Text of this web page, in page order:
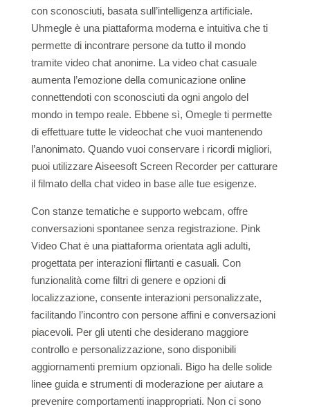
con sconosciuti, basata sull’intelligenza artificiale.
Uhmegle è una piattaforma moderna e intuitiva che ti
permette di incontrare persone da tutto il mondo
tramite video chat anonime. La video chat casuale
aumenta l’emozione della comunicazione online
connettendoti con sconosciuti da ogni angolo del
mondo in tempo reale. Ebbene sì, Omegle ti permette
di effettuare tutte le videochat che vuoi mantenendo
l’anonimato. Quando vuoi conservare i ricordi migliori,
puoi utilizzare Aiseesoft Screen Recorder per catturare
il filmato della chat video in base alle tue esigenze.
Con stanze tematiche e supporto webcam, offre
conversazioni spontanee senza registrazione. Pink
Video Chat è una piattaforma orientata agli adulti,
progettata per interazioni flirtanti e casuali. Con
funzionalità come filtri di genere e opzioni di
localizzazione, consente interazioni personalizzate,
facilitando l’incontro con persone affini e conversazioni
piacevoli. Per gli utenti che desiderano maggiore
controllo e personalizzazione, sono disponibili
aggiornamenti premium opzionali. Bigo ha delle solide
linee guida e strumenti di moderazione per aiutare a
prevenire comportamenti inappropriati. Non ci sono